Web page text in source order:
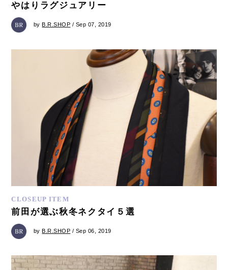
やはりラグジュアリー
by B.R.SHOP / Sep 07, 2019
CLOSEUP ITEM
前田が選ぶ秋冬ネクタイ５選
byB.R.SHOP / Sep 06, 2019